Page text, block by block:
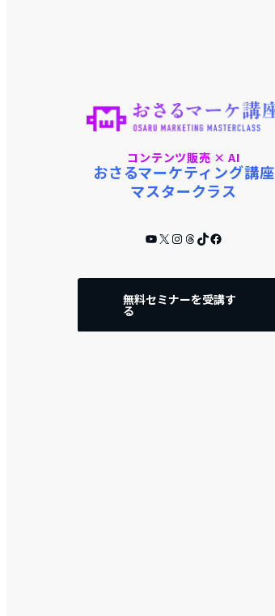
コンテンツ販売 × AI
おさるマーケティング講座
マスタークラス
YouTube
X Instagram
Threads
TikTok
Facebook
無料セミナーを受講す
る